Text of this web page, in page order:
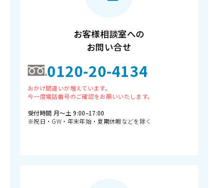
お客様相談室への
お問い合せ
0120-20-4134
おかけ間違いが増えています。
今一度電話番号のご確認をお願いいたします。
受付時間 月〜土 9:00–17:00
※祝日・GW・年末年始・夏期休暇などを除く